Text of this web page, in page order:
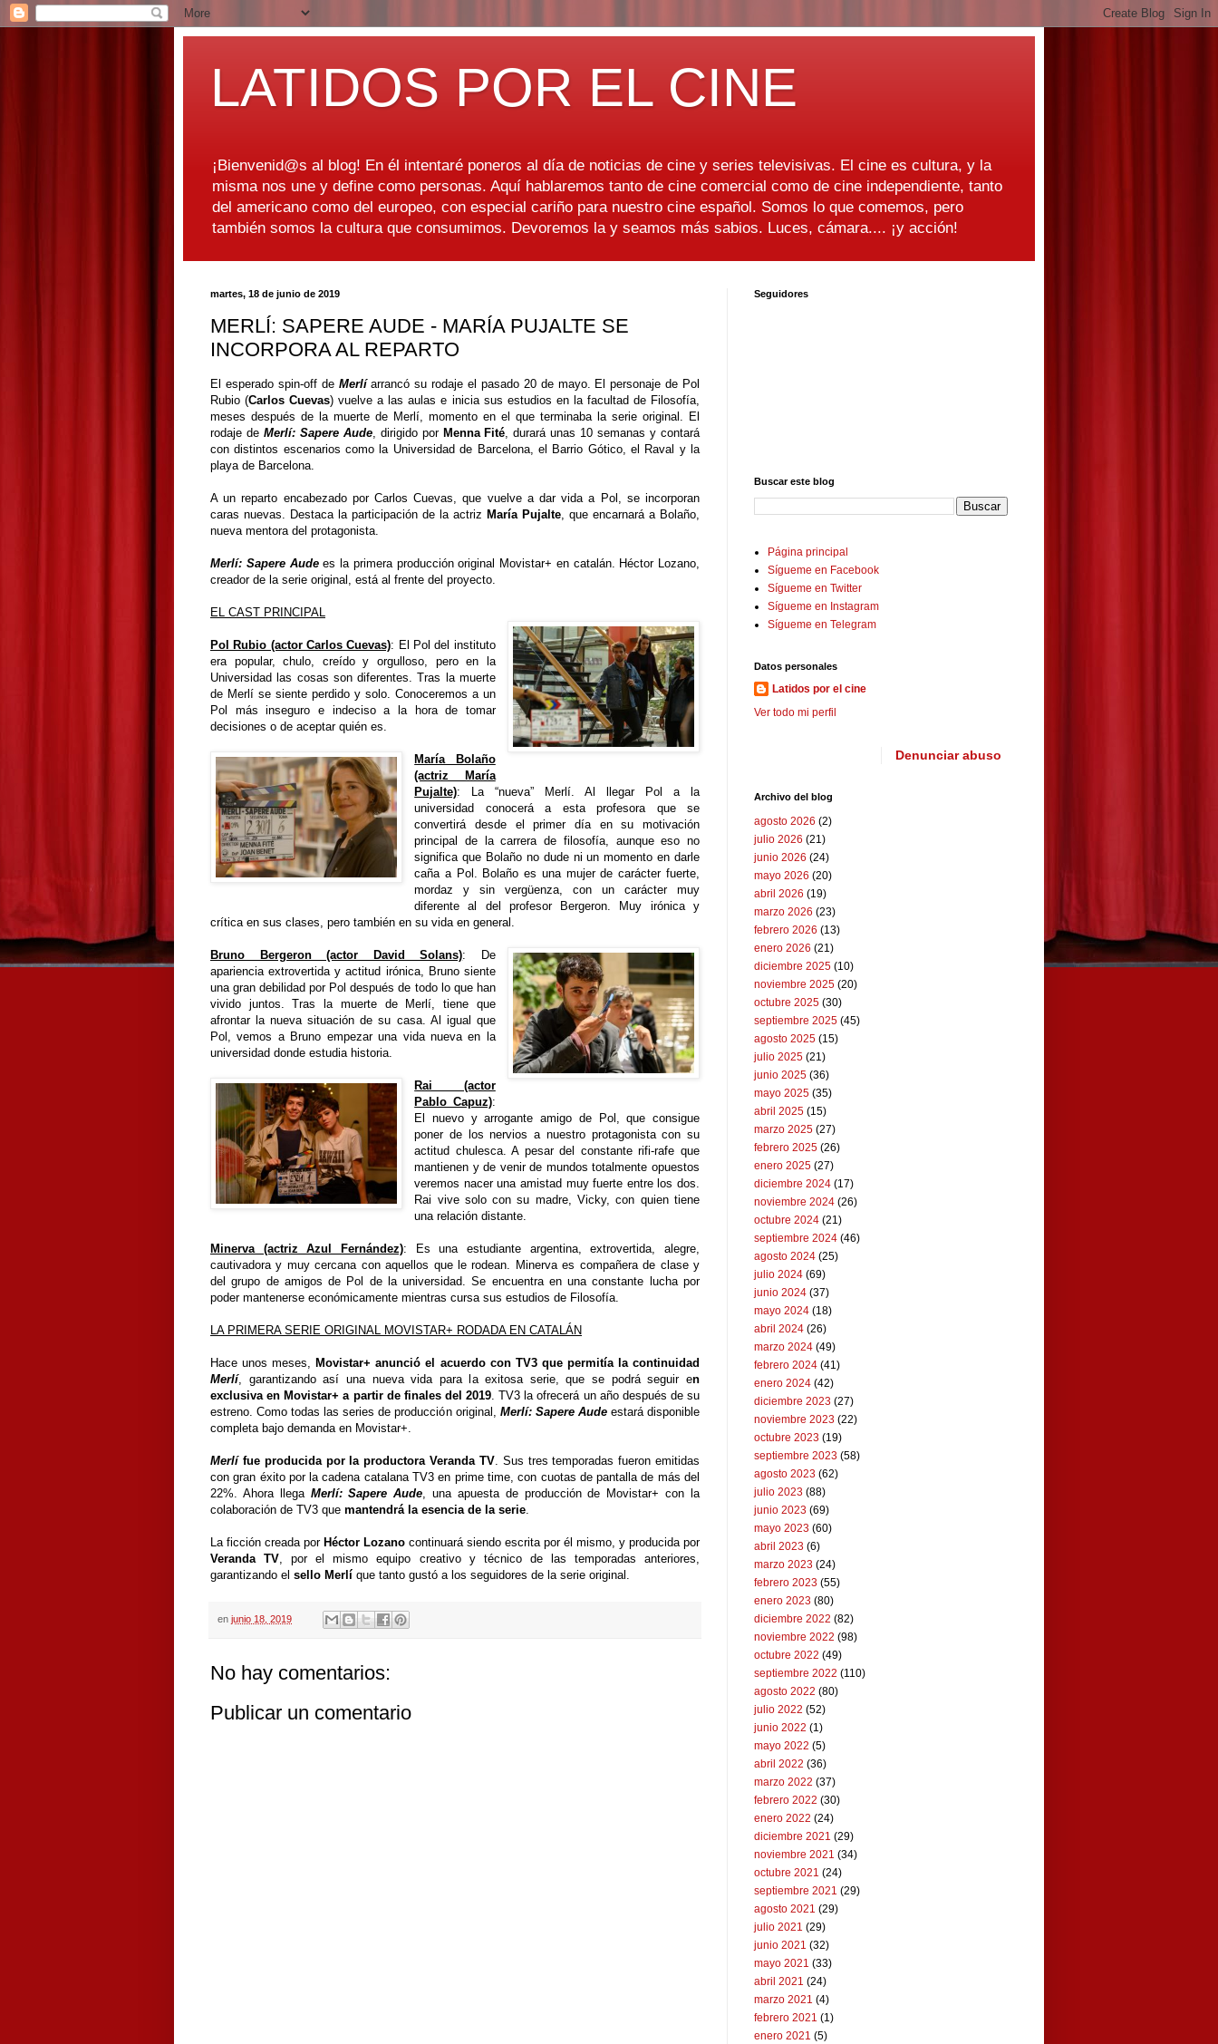
LATIDOS POR EL CINE
¡Bienvenid@s al blog! En él intentaré poneros al día de noticias de cine y series televisivas. El cine es cultura, y la
misma nos une y define como personas. Aquí hablaremos tanto de cine comercial como de cine independiente, tanto
del americano como del europeo, con especial cariño para nuestro cine español. Somos lo que comemos, pero
también somos la cultura que consumimos. Devoremos la y seamos más sabios. Luces, cámara.... ¡y acción!
martes, 18 de junio de 2019
MERLÍ: SAPERE AUDE - MARÍA PUJALTE SE
INCORPORA AL REPARTO
El esperado spin-off de Merlíarrancó su rodaje el pasado 20 de mayo. El personaje de Pol
Rubio (Carlos Cuevas) vuelve a las aulas e inicia sus estudios en la facultad de Filosofía,
meses después de la muerte de Merlí, momento en el que terminaba la serie original. El
rodaje de Merlí: Sapere Aude, dirigido por Menna Fité, durará unas 10 semanas y contará
con distintos escenarios como la Universidad de Barcelona, el Barrio Gótico, el Raval y la
playa de Barcelona.
A un reparto encabezado por Carlos Cuevas, que vuelve a dar vida a Pol, se incorporan
caras nuevas. Destaca la participación de la actriz María Pujalte, que encarnará a Bolaño,
nueva mentora del protagonista.
Merlí: Sapere Audees la primera producción original Movistar+ en catalán. Héctor Lozano,
creador de la serie original, está al frente del proyecto.
EL CAST PRINCIPAL
Pol Rubio (actor Carlos Cuevas): El Pol del instituto
era popular, chulo, creído y orgulloso, pero en la
Universidad las cosas son diferentes. Tras la muerte
de Merlí se siente perdido y solo. Conoceremos a un
Pol más inseguro e indeciso a la hora de tomar
decisiones o de aceptar quién es.
María Bolaño
(actriz María
Pujalte): La “nueva” Merlí. Al llegar Pol a la
universidad conocerá a esta profesora que se
convertirá desde el primer día en su motivación
principal de la carrera de filosofía, aunque eso no
significa que Bolaño no dude ni un momento en darle
caña a Pol. Bolaño es una mujer de carácter fuerte,
mordaz y sin vergüenza, con un carácter muy
diferente al del profesor Bergeron. Muy irónica y
crítica en sus clases, pero también en su vida en general.
Bruno Bergeron (actor David Solans): De
apariencia extrovertida y actitud irónica, Bruno siente
una gran debilidad por Pol después de todo lo que han
vivido juntos. Tras la muerte de Merlí, tiene que
afrontar la nueva situación de su casa. Al igual que
Pol, vemos a Bruno empezar una vida nueva en la
universidad donde estudia historia.
Rai (actor
Pablo Capuz):
El nuevo y arrogante amigo de Pol, que consigue
poner de los nervios a nuestro protagonista con su
actitud chulesca. A pesar del constante rifi-rafe que
mantienen y de venir de mundos totalmente opuestos
veremos nacer una amistad muy fuerte entre los dos.
Rai vive solo con su madre, Vicky, con quien tiene
una relación distante.
Minerva (actriz Azul Fernández): Es una estudiante argentina, extrovertida, alegre,
cautivadora y muy cercana con aquellos que le rodean. Minerva es compañera de clase y
del grupo de amigos de Pol de la universidad. Se encuentra en una constante lucha por
poder mantenerse económicamente mientras cursa sus estudios de Filosofía.
LA PRIMERA SERIE ORIGINAL MOVISTAR+ RODADA EN CATALÁN
Hace unos meses, Movistar+ anunció el acuerdo con TV3 que permitía la continuidad
Merlí, garantizando así una nueva vida para la exitosa serie, que se podrá seguir en
exclusiva en Movistar+ a partir de finales del 2019. TV3 la ofrecerá un año después de su
estreno. Como todas las series de producción original, Merlí: Sapere Audeestará disponible
completa bajo demanda en Movistar+.
Merlí fue producida por la productora Veranda TV. Sus tres temporadas fueron emitidas
con gran éxito por la cadena catalana TV3 en prime time, con cuotas de pantalla de más del
22%. Ahora llega Merlí: Sapere Aude, una apuesta de producción de Movistar+ con la
colaboración de TV3 que mantendrá la esencia de la serie.
La ficción creada por Héctor Lozano continuará siendo escrita por él mismo, y producida por
Veranda TV, por el mismo equipo creativo y técnico de las temporadas anteriores,
garantizando el sello Merlí que tanto gustó a los seguidores de la serie original.
en junio 18, 2019
No hay comentarios:
Publicar un comentario
Seguidores
Buscar este blog
Página principal
Sígueme en Facebook
Sígueme en Twitter
Sígueme en Instagram
Sígueme en Telegram
Datos personales
Latidos por el cine
Ver todo mi perfil
Denunciar abuso
Archivo del blog
agosto 2026 (2)
julio 2026 (21)
junio 2026 (24)
mayo 2026 (20)
abril 2026 (19)
marzo 2026 (23)
febrero 2026 (13)
enero 2026 (21)
diciembre 2025 (10)
noviembre 2025 (20)
octubre 2025 (30)
septiembre 2025 (45)
agosto 2025 (15)
julio 2025 (21)
junio 2025 (36)
mayo 2025 (35)
abril 2025 (15)
marzo 2025 (27)
febrero 2025 (26)
enero 2025 (27)
diciembre 2024 (17)
noviembre 2024 (26)
octubre 2024 (21)
septiembre 2024 (46)
agosto 2024 (25)
julio 2024 (69)
junio 2024 (37)
mayo 2024 (18)
abril 2024 (26)
marzo 2024 (49)
febrero 2024 (41)
enero 2024 (42)
diciembre 2023 (27)
noviembre 2023 (22)
octubre 2023 (19)
septiembre 2023 (58)
agosto 2023 (62)
julio 2023 (88)
junio 2023 (69)
mayo 2023 (60)
abril 2023 (6)
marzo 2023 (24)
febrero 2023 (55)
enero 2023 (80)
diciembre 2022 (82)
noviembre 2022 (98)
octubre 2022 (49)
septiembre 2022 (110)
agosto 2022 (80)
julio 2022 (52)
junio 2022 (1)
mayo 2022 (5)
abril 2022 (36)
marzo 2022 (37)
febrero 2022 (30)
enero 2022 (24)
diciembre 2021 (29)
noviembre 2021 (34)
octubre 2021 (24)
septiembre 2021 (29)
agosto 2021 (29)
julio 2021 (29)
junio 2021 (32)
mayo 2021 (33)
abril 2021 (24)
marzo 2021 (4)
febrero 2021 (1)
enero 2021 (5)